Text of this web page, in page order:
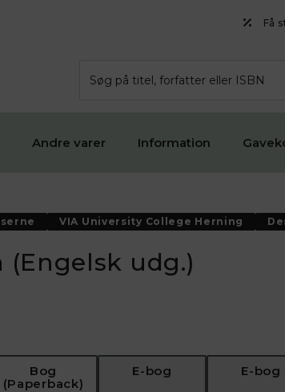
Få
Andre varer Information
VIA University College Herning
(Engelsk udg.)
Bog
(Paperback)
E-bog E-bog